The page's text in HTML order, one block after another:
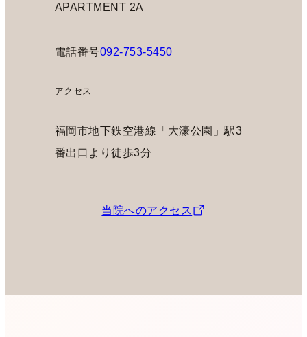
APARTMENT 2A
電話番号092-753-5450
アクセス
福岡市地下鉄空港線「大濠公園」駅3
番出口より徒歩3分
当院へのアクセス